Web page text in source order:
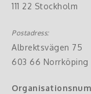
111 22 Stockholm
Postadress:
Albrektsvägen 75
603 66 Norrköping